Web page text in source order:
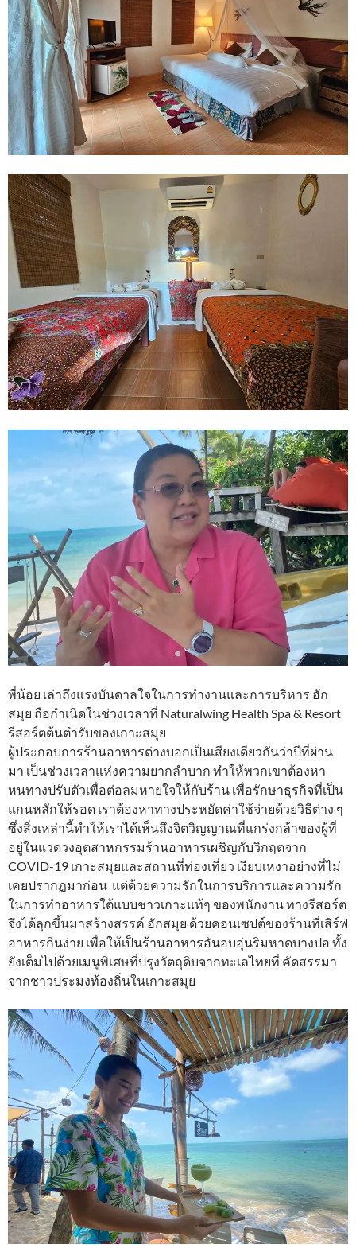
พี่น้อย เล่าถึงแรงบันดาลใจในการทำงานและการบริหาร ฮัก
สมุย ถือกำเนิดในช่วงเวลาที่ Naturalwing Health Spa & Resort
รีสอร์ตต้นตำรับของเกาะสมุย
ผู้ประกอบการร้านอาหารต่างบอกเป็นเสียงเดียวกันว่าปีที่ผ่าน
มา เป็นช่วงเวลาแห่งความยากลำบาก ทำให้พวกเขาต้องหา
หนทางปรับตัวเพื่อต่อลมหายใจให้กับร้าน เพื่อรักษาธุรกิจที่เป็น
แกนหลักให้รอด เราต้องหาทางประหยัดค่าใช้จ่ายด้วยวิธีต่าง ๆ
ซึ่งสิ่งเหล่านี้ทำให้เราได้เห็นถึงจิตวิญญาณที่แกร่งกล้าของผู้ที่
อยู่ในแวดวงอุตสาหกรรมร้านอาหารเผชิญกับวิกฤตจาก
COVID-19 เกาะสมุยและสถานที่ท่องเที่ยว เงียบเหงาอย่างที่ไม่
เคยปรากฏมาก่อน แต่ด้วยความรักในการบริการและความรัก
ในการทำอาหารใต้แบบชาวเกาะแท้ๆ ของพนักงาน ทางรีสอร์ต
จึงได้ลุกขึ้นมาสร้างสรรค์ ฮักสมุย ด้วยคอนเซปต์ของร้านที่เสิร์ฟ
อาหารกินง่าย เพื่อให้เป็นร้านอาหารอันอบอุ่นริมหาดบางปอ ทั้ง
ยังเต็มไปด้วยเมนูพิเศษที่ปรุงวัตถุดิบจากทะเลไทยที่ คัดสรรมา
จากชาวประมงท้องถิ่นในเกาะสมุย